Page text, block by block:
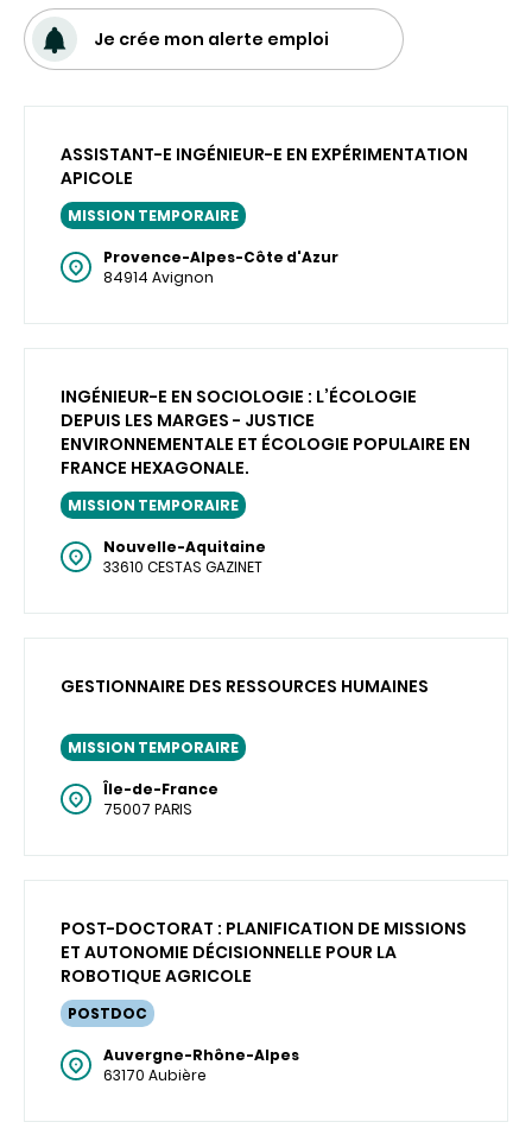
Je crée mon alerte emploi
ASSISTANT-E INGÉNIEUR-E EN EXPÉRIMENTATION
APICOLE
MISSION TEMPORAIRE
Provence-Alpes-Côte d'Azur
84914 Avignon
INGÉNIEUR-E EN SOCIOLOGIE : L’ÉCOLOGIE
DEPUIS LES MARGES - JUSTICE
ENVIRONNEMENTALE ET ÉCOLOGIE POPULAIRE EN
FRANCE HEXAGONALE.
MISSION TEMPORAIRE
Nouvelle-Aquitaine
33610 CESTAS GAZINET
GESTIONNAIRE DES RESSOURCES HUMAINES
MISSION TEMPORAIRE
Île-de-France
75007 PARIS
POST-DOCTORAT : PLANIFICATION DE MISSIONS
ET AUTONOMIE DÉCISIONNELLE POUR LA
ROBOTIQUE AGRICOLE
POSTDOC
Auvergne-Rhône-Alpes
63170 Aubière